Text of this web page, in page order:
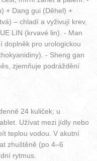
+ Dang gui (Děhel) +
– chladí a vyživují krev,
LIN (krvavé lin). - Man
doplněk pro urologickou
- Sheng gan
zjemňuje podráždění
24 kuliček; u
Užívat mezi jídly nebo
teplou vodou. V akutní
zhuštěně (po 4–6
rytmus.